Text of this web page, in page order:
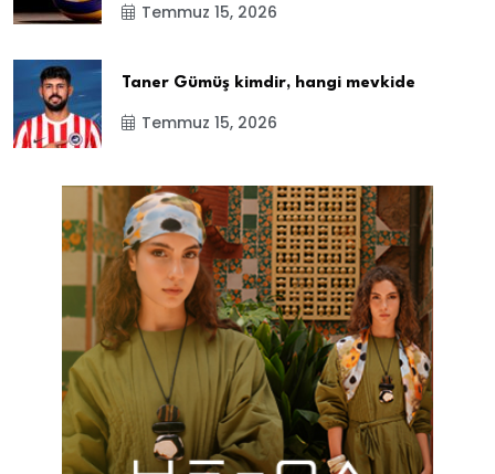
Temmuz 15, 2026
Taner Gümüş kimdir, hangi mevkide
Temmuz 15, 2026